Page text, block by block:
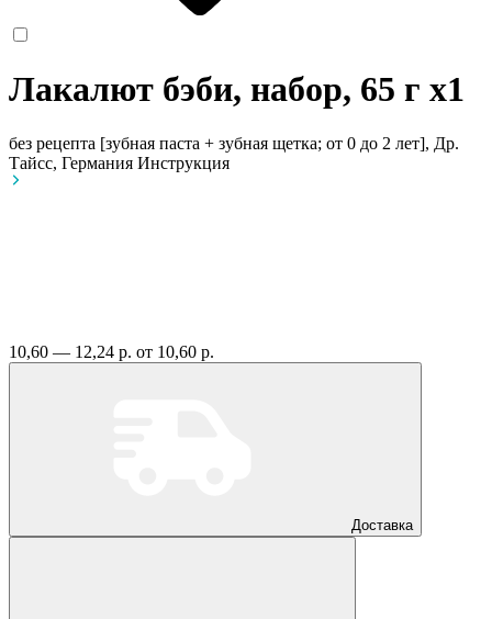
Лакалют бэби, набор, 65 г x1
без рецепта [зубная паста + зубная щетка; от 0 до 2 лет], Др.
Тайсс, Германия Инструкция
10,60 — 12,24 р. от 10,60 р.
Доставка